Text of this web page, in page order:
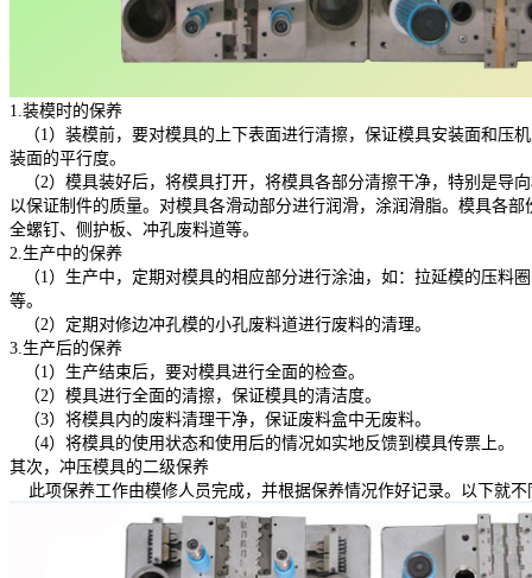
1.装模时的保养
（1）装模前，要对模具的上下表面进行清擦，保证模具安装面和压
装面的平行度。
（2）模具装好后，将模具打开，将模具各部分清擦干净，特别是导
以保证制件的质量。对模具各滑动部分进行润滑，涂润滑脂。模具各
全螺钉、侧护板、冲孔废料道等。
2.生产中的保养
（1）生产中，定期对模具的相应部分进行涂油，如：拉延模的压料
等。
（2）定期对修边冲孔模的小孔废料道进行废料的清理。
3.生产后的保养
（1）生产结束后，要对模具进行全面的检查。
（2）模具进行全面的清擦，保证模具的清洁度。
（3）将模具内的废料清理干净，保证废料盒中无废料。
（4）将模具的使用状态和使用后的情况如实地反馈到模具传票上。
其次，冲压模具的二级保养
此项保养工作由模修人员完成，并根据保养情况作好记录。以下就